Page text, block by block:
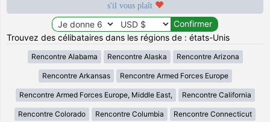
s'il vous plaît
Trouvez des célibataires dans les régions de : états-Unis
Rencontre Alabama Rencontre Alaska Rencontre Arizona
Rencontre Arkansas Rencontre Armed Forces Europe
Rencontre Armed Forces Europe, Middle East, Rencontre California
Rencontre Colorado Rencontre Columbia Rencontre Connecticut